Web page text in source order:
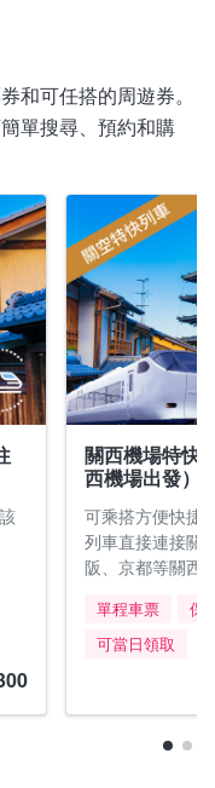
和可任搭的周遊券。
單搜尋、預約和購
關西機場特快
西機場出發）
可乘搭方便快捷
列車直接連接關
阪、京都等關西
單程車票
保
可當日領取